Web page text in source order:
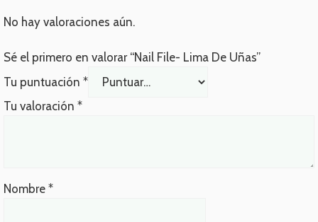
No hay valoraciones aún.
Sé el primero en valorar “Nail File- Lima De Uñas”
Tu puntuación *
Tu valoración *
Nombre *